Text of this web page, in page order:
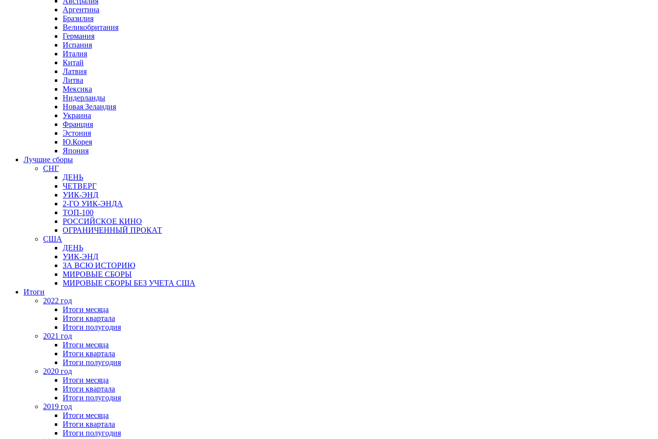
Аргентина
Бразилия
Великобритания
Германия
Испания
Италия
Китай
Латвия
Литва
Мексика
Нидерланды
Новая Зеландия
Украина
Франция
Эстония
Ю.Корея
Япония
Лучшие сборы
СНГ
ДЕНЬ
ЧЕТВЕРГ
УИК-ЭНД
2-ГО УИК-ЭНДА
ТОП-100
РОССИЙСКОЕ КИНО
ОГРАНИЧЕННЫЙ ПРОКАТ
США
ДЕНЬ
УИК-ЭНД
ЗА ВСЮ ИСТОРИЮ
МИРОВЫЕ СБОРЫ
МИРОВЫЕ СБОРЫ БЕЗ УЧЕТА США
Итоги
2022 год
Итоги месяца
Итоги квартала
Итоги полугодия
2021 год
Итоги месяца
Итоги квартала
Итоги полугодия
2020 год
Итоги месяца
Итоги квартала
Итоги полугодия
2019 год
Итоги месяца
Итоги квартала
Итоги полугодия